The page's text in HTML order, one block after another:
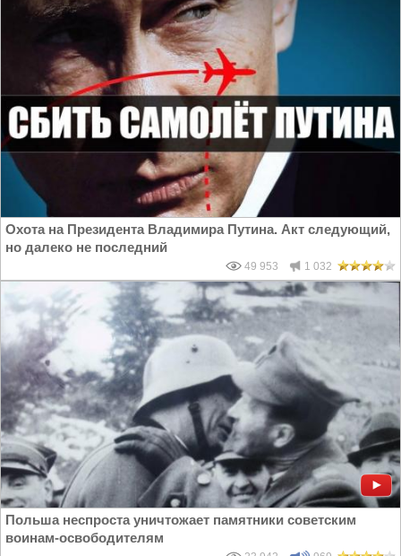
Охота на Президента Владимира Путина. Акт следующий,
но далеко не последний
49 953 1 032
Польша неспроста уничтожает памятники советским
воинам-освободителям